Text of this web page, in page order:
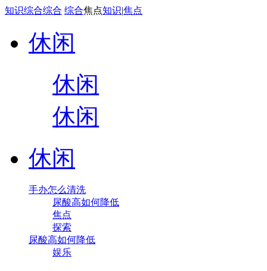
知识综合综合 综合焦点知识|焦点
休闲
休闲
休闲
休闲
手办怎么清洗
尿酸高如何降低
焦点
探索
尿酸高如何降低
娱乐